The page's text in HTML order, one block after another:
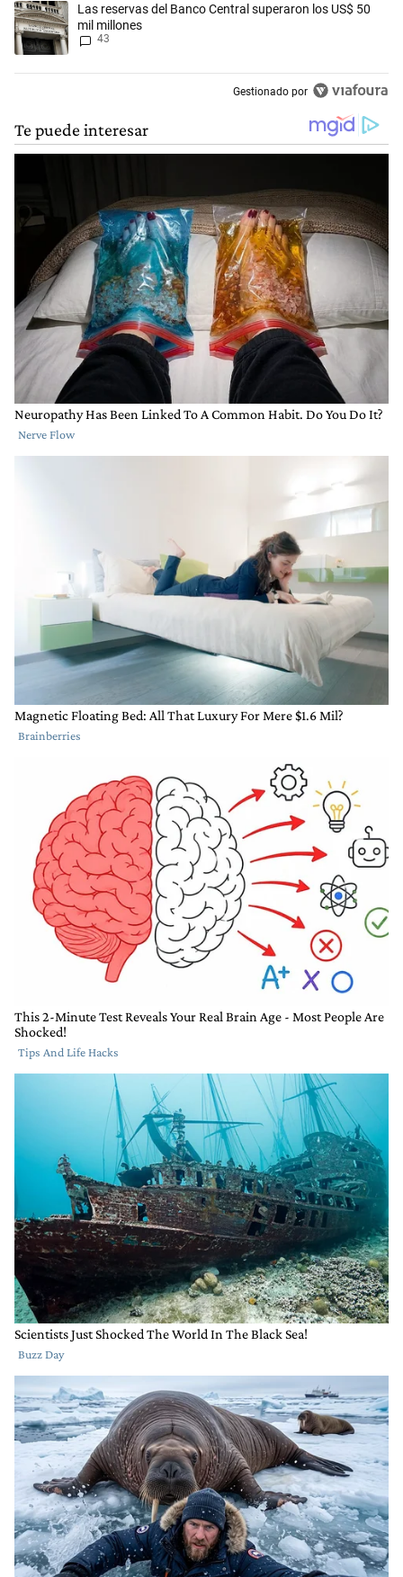
Un artículo de tendencia con el título "Las reservas del Banco Central
Las reservas del Banco Central superaron los US$ 50
mil millones
43
Gestionado por